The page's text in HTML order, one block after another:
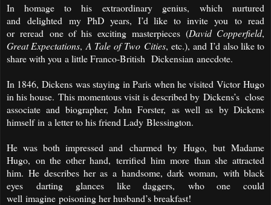
In homage to his
extraordinary genius, which nurtured
and delighted my PhD years, I’d like to invite you to read
or reread one of his exciting masterpieces (David Copperfield,
Great Expectations, A Tale of Two Cities, etc.), and I’d also like to
share with you a little Franco-British Dickensian anecdote.
In 1846, Dickens was staying in Paris when he visited Victor Hugo
in his house. This momentous visit is described by Dickens’s close
associate and biographer,John Forster, as well as byDickens
himself in a letter to his friend Lady Blessington.
He was both impressed and charmed by Hugo, butMadame
Hugo, on the other hand,terrified him more than she attracted
him.He describes her as a handsome, dark woman, with black
eyes
dartingglances like daggers, who one could
well imagine poisoning her husband’s breakfast!